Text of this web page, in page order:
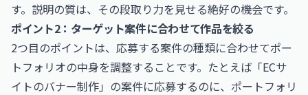
す。説明の質は、その段取り力を見せる絶好の機会です。
ポイント2：ターゲット案件に合わせて作品を絞る
2つ目のポイントは、応募する案件の種類に合わせてポー
トフォリオの中身を調整することです。たとえば「ECサ
イトのバナー制作」の案件に応募するのに、ポートフォリ